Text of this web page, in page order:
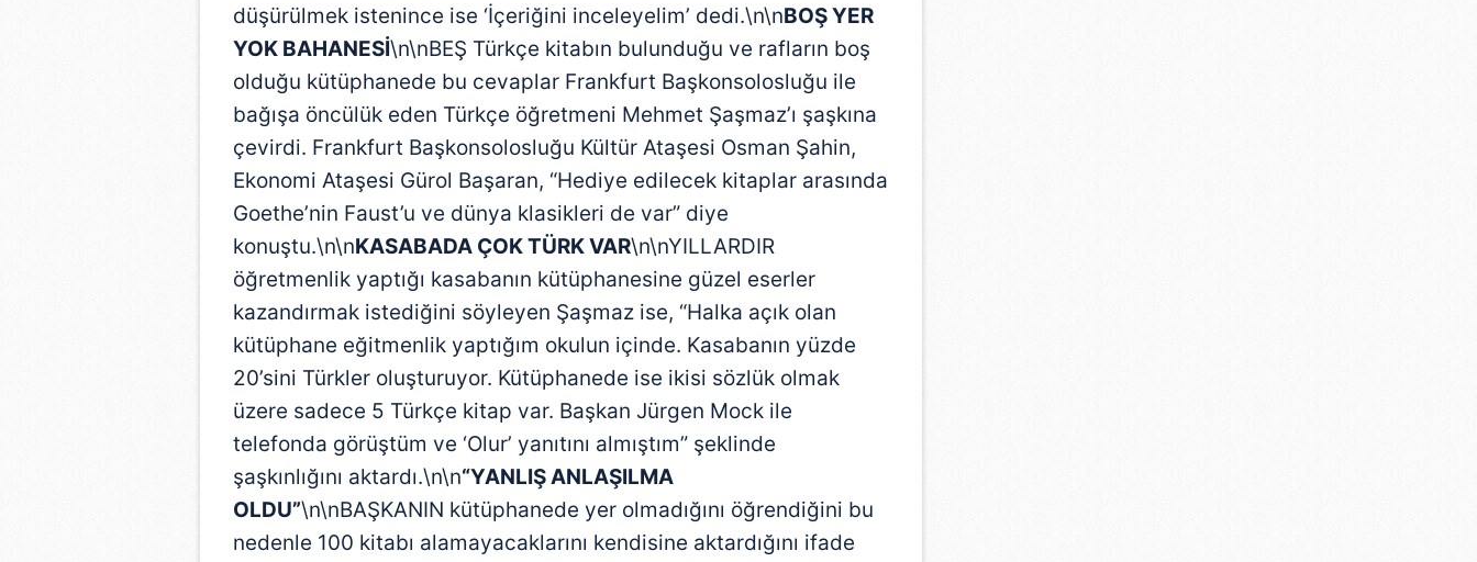
düşürülmek istenince ise ‘İçeriğini inceleyelim’ dedi.\n\nBOŞ YER
YOK BAHANESİ\n\nBEŞ Türkçe kitabın bulunduğu ve rafların boş
olduğu kütüphanede bu cevaplar Frankfurt Başkonsolosluğu ile
bağışa öncülük eden Türkçe öğretmeni Mehmet Şaşmaz’ı şaşkına
çevirdi. Frankfurt Başkonsolosluğu Kültür Ataşesi Osman Şahin,
Ekonomi Ataşesi Gürol Başaran, “Hediye edilecek kitaplar arasında
Goethe’nin Faust’u ve dünya klasikleri de var” diye
konuştu.\n\nKASABADA ÇOK TÜRK VAR\n\nYILLARDIR
öğretmenlik yaptığı kasabanın kütüphanesine güzel eserler
kazandırmak istediğini söyleyen Şaşmaz ise, “Halka açık olan
kütüphane eğitmenlik yaptığım okulun içinde. Kasabanın yüzde
20’sini Türkler oluşturuyor. Kütüphanede ise ikisi sözlük olmak
üzere sadece 5 Türkçe kitap var. Başkan Jürgen Mock ile
telefonda görüştüm ve ‘Olur’ yanıtını almıştım” şeklinde
şaşkınlığını aktardı.\n\n“YANLIŞ ANLAŞILMA
OLDU”\n\nBAŞKANIN kütüphanede yer olmadığını öğrendiğini bu
nedenle 100 kitabı alamayacaklarını kendisine aktardığını ifade